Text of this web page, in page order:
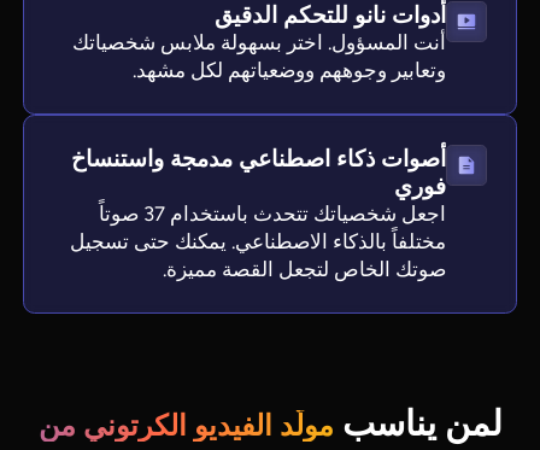
أدوات نانو للتحكم الدقيق
أنت المسؤول. اختر بسهولة ملابس شخصياتك
وتعابير وجوههم ووضعياتهم لكل مشهد.
أصوات ذكاء اصطناعي مدمجة واستنساخ
فوري
اجعل شخصياتك تتحدث باستخدام 37 صوتاً
مختلفاً بالذكاء الاصطناعي. يمكنك حتى تسجيل
صوتك الخاص لتجعل القصة مميزة.
لمن يناسب مولّد الفيديو الكرتوني من